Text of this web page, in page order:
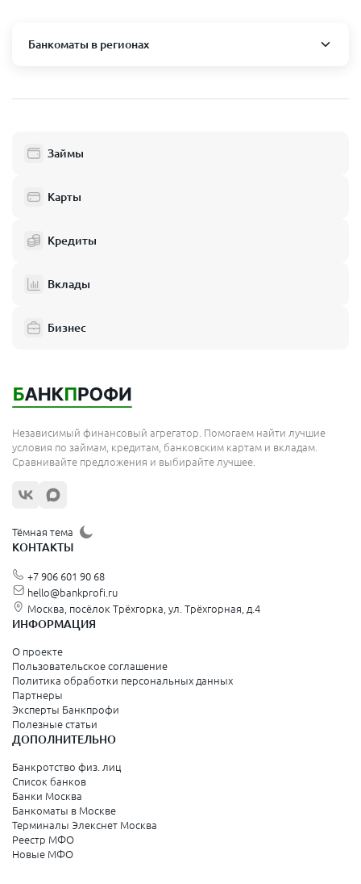
Банкоматы в регионах
Балашиха
Одинцово
Электросталь
Реутов
Подольск
Королёв
Сергиев Посад
Орехово-Зуево
Щёлково
Видное
Зеленоград
Санкт-Петербург и Ленинградская область
Колпино
Санкт-Петербург
Краснодарский край
Армавир
Сочи
Займы
Карты
Кредиты
Вклады
Бизнес
Независимый финансовый агрегатор. Помогаем найти лучшие
условия по займам, кредитам, банковским картам и вкладам.
Сравнивайте предложения и выбирайте лучшее.
Тёмная тема
КОНТАКТЫ
+7 906 601 90 68
hello@bankprofi.ru
Москва, посёлок Трёхгорка, ул. Трёхгорная, д.4
ИНФОРМАЦИЯ
О проекте
Пользовательское соглашение
Политика обработки персональных данных
Партнеры
Эксперты Банкпрофи
Полезные статьи
ДОПОЛНИТЕЛЬНО
Банкротство физ. лиц
Список банков
Банки Москва
Банкоматы в Москве
Терминалы Элекснет Москва
Реестр МФО
Новые МФО